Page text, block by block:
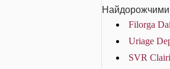
Найдорожчими
Filorga
Uriage
SVR